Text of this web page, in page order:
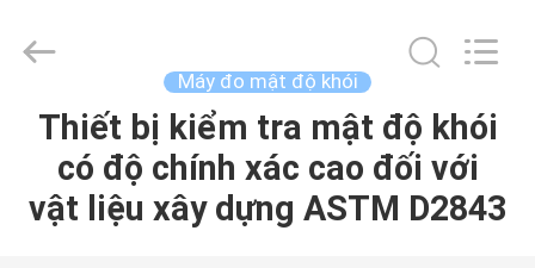
TRANG
CHỦ
2026
DONGGUAN
Máy đo mật độ khói
Thiết bị kiểm tra mật độ khói
có độ chính xác cao đối với
vật liệu xây dựng ASTM D2843